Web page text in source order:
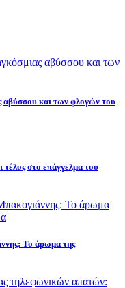
αβύσσου και των φλογών του
τέλος στο επάγγελμα του
Το άρωμα της